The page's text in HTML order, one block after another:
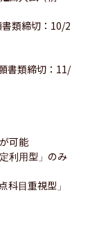
類締切：10/2
書類締切：11/
可能
利用型」のみ
科目重視型」